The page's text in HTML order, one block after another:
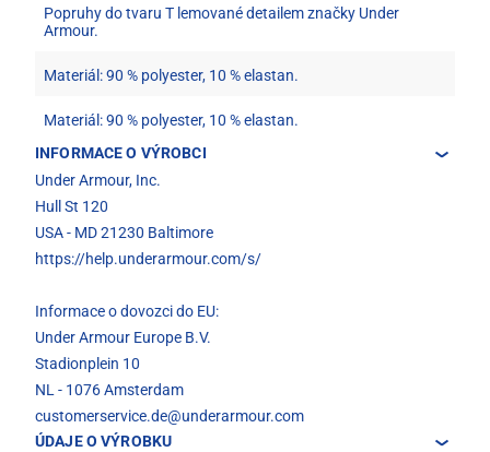
Popruhy do tvaru T lemované detailem značky Under
Armour.
Materiál: 90 % polyester, 10 % elastan.
Materiál: 90 % polyester, 10 % elastan.
INFORMACE O VÝROBCI
Under Armour, Inc.
Hull St 120
USA - MD 21230 Baltimore
https://help.underarmour.com/s/
Informace o dovozci do EU:
Under Armour Europe B.V.
Stadionplein 10
NL - 1076 Amsterdam
customerservice.de@underarmour.com
ÚDAJE O VÝROBKU